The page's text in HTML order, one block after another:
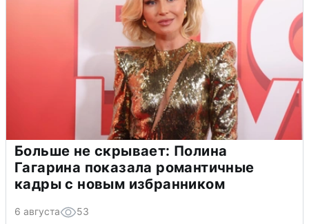
Больше не скрывает: Полина
Гагарина показала романтичные
кадры с новым избранником
6 августа 53